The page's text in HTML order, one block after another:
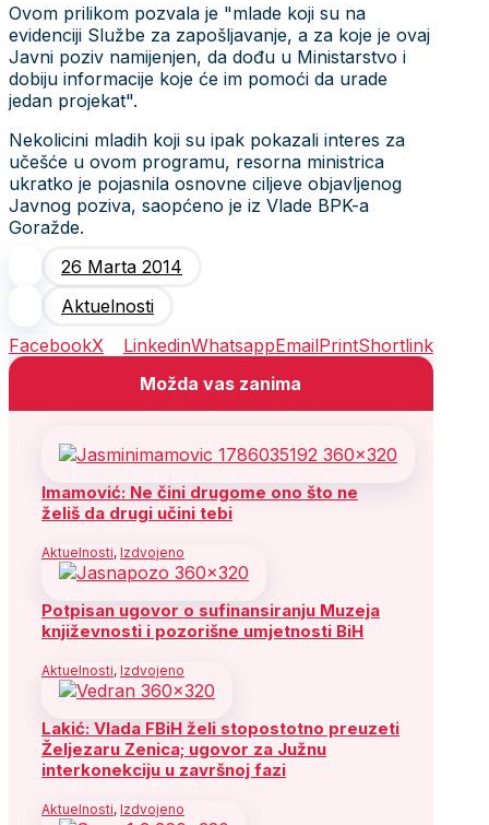
Ovom prilikom pozvala je "mlade koji su na
evidenciji Službe za zapošljavanje, a za koje je ovaj
Javni poziv namijenjen, da dođu u Ministarstvo i
dobiju informacije koje će im pomoći da urade
jedan projekat".
Nekolicini mladih koji su ipak pokazali interes za
učešće u ovom programu, resorna ministrica
ukratko je pojasnila osnovne ciljeve objavljenog
Javnog poziva, saopćeno je iz Vlade BPK-a
Goražde.
26 Marta 2014
Aktuelnosti
FacebookX LinkedinWhatsappEmailPrintShortlink
Možda vas zanima
Imamović: Ne čini drugome ono što ne
želiš da drugi učini tebi
Aktuelnosti, Izdvojeno
Potpisan ugovor o sufinansiranju Muzeja
književnosti i pozorišne umjetnosti BiH
Aktuelnosti, Izdvojeno
Lakić: Vlada FBiH želi stopostotno preuzeti
Željezaru Zenica; ugovor za Južnu
interkonekciju u završnoj fazi
Aktuelnosti, Izdvojeno